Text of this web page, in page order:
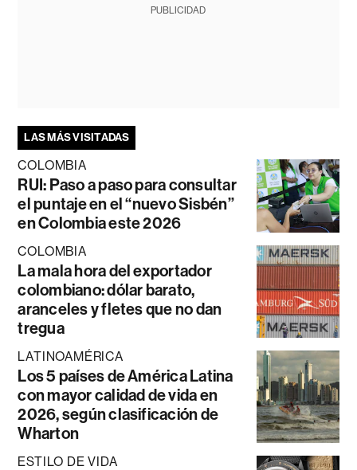
PUBLICIDAD
LAS MÁS VISITADAS
COLOMBIA
RUI: Paso a paso para consultar
el puntaje en el “nuevo Sisbén”
en Colombia este 2026
COLOMBIA
La mala hora del exportador
colombiano: dólar barato,
aranceles y fletes que no dan
tregua
LATINOAMÉRICA
Los 5 países de América Latina
con mayor calidad de vida en
2026, según clasificación de
Wharton
ESTILO DE VIDA